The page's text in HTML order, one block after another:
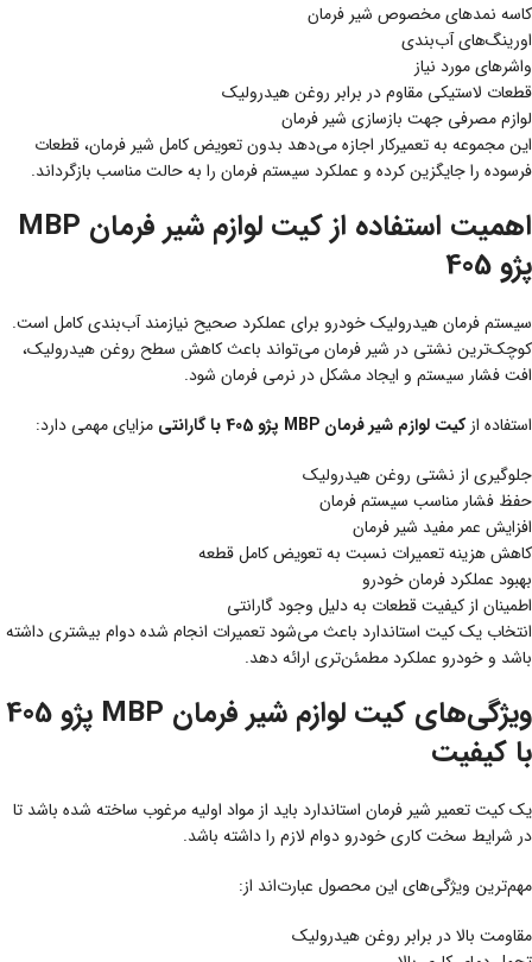
کاسه نمدهای مخصوص شیر فرمان
اورینگ‌های آب‌بندی
واشرهای مورد نیاز
قطعات لاستیکی مقاوم در برابر روغن هیدرولیک
لوازم مصرفی جهت بازسازی شیر فرمان
این مجموعه به تعمیرکار اجازه می‌دهد بدون تعویض کامل شیر فرمان، قطعات
فرسوده را جایگزین کرده و عملکرد سیستم فرمان را به حالت مناسب بازگرداند.
اهمیت استفاده از کیت لوازم شیر فرمان MBP
پژو 405
سیستم فرمان هیدرولیک خودرو برای عملکرد صحیح نیازمند آب‌بندی کامل است.
کوچک‌ترین نشتی در شیر فرمان می‌تواند باعث کاهش سطح روغن هیدرولیک،
افت فشار سیستم و ایجاد مشکل در نرمی فرمان شود.
استفاده ازکیت لوازم شیر فرمان MBP پژو 405 با گارانتی
مزایای مهمی دارد:
جلوگیری از نشتی روغن هیدرولیک
حفظ فشار مناسب سیستم فرمان
افزایش عمر مفید شیر فرمان
کاهش هزینه تعمیرات نسبت به تعویض کامل قطعه
بهبود عملکرد فرمان خودرو
اطمینان از کیفیت قطعات به دلیل وجود گارانتی
انتخاب یک کیت استاندارد باعث می‌شود تعمیرات انجام شده دوام بیشتری داشته
باشد و خودرو عملکرد مطمئن‌تری ارائه دهد.
ویژگی‌های کیت لوازم شیر فرمان MBP پژو 405
با کیفیت
یک کیت تعمیر شیر فرمان استاندارد باید از مواد اولیه مرغوب ساخته شده باشد تا
در شرایط سخت کاری خودرو دوام لازم را داشته باشد.
مهم‌ترین ویژگی‌های این محصول عبارت‌اند از:
مقاومت بالا در برابر روغن هیدرولیک